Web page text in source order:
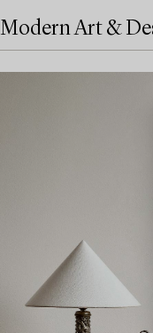
Modern Art &